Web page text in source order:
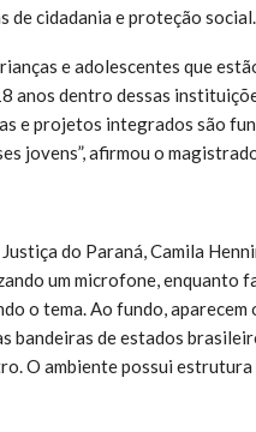
cidadania e proteção social.
e adolescentes que
anos dentro dessas
e projetos integrados são
jovens”, afirmou o
do Paraná, Camila
um microfone, enquanto
o tema. Ao fundo,
bandeiras de estados
O ambiente possui estrutura